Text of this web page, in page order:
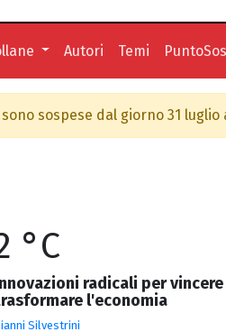
Autori Temi
sospese dal giorno 31 luglio
°C
radicali per
l'economia
Silvestrini